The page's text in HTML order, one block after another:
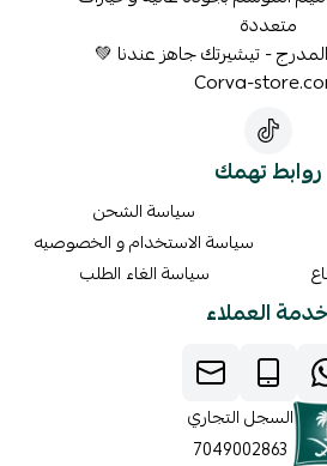
متعددة
المدرج - تيشيرتك جاهز عندنا 💚
Corva-
روابط تهمك
سياسة الشحن
سياسة الاستخدام و الخصوصيه
سياسة الغاء الطلب
العملاء
السجل التجاري
7049002863